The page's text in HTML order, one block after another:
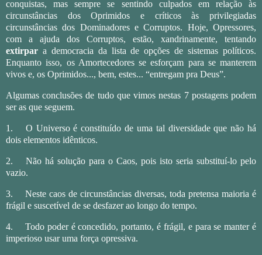
conquistas, mas sempre se sentindo culpados em relação às
circunstâncias dos Oprimidos e críticos às privilegiadas
circunstâncias dos Dominadores e Corruptos. Hoje, Opressores,
com a ajuda dos Corruptos, estão, xandrinamente, tentando
extirpar a democracia da lista de opções de sistemas políticos.
Enquanto isso, os Amortecedores se esforçam para se manterem
vivos e, os Oprimidos..., bem, estes... “entregam pra Deus”.
Algumas conclusões de tudo que vimos nestas 7 postagens podem
ser as que seguem.
1.
O Universo é constituído de uma tal diversidade que não há
dois elementos idênticos.
2.
Não há solução para o Caos, pois isto seria substituí-lo pelo
vazio.
3.
Neste caos de circunstâncias diversas, toda pretensa maioria é
frágil e suscetível de se desfazer ao longo do tempo.
4.
Todo poder é concedido, portanto, é frágil, e para se manter é
imperioso usar uma força opressiva.